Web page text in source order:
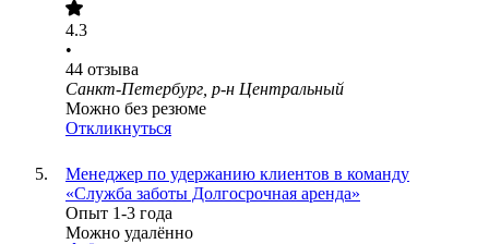
4.3
•
44 отзыва
Санкт-Петербург, р-н Центральный
Можно без резюме
Откликнуться
Менеджер по удержанию клиентов в команду
«Служба заботы Долгосрочная аренда»
Опыт 1-3 года
Можно удалённо